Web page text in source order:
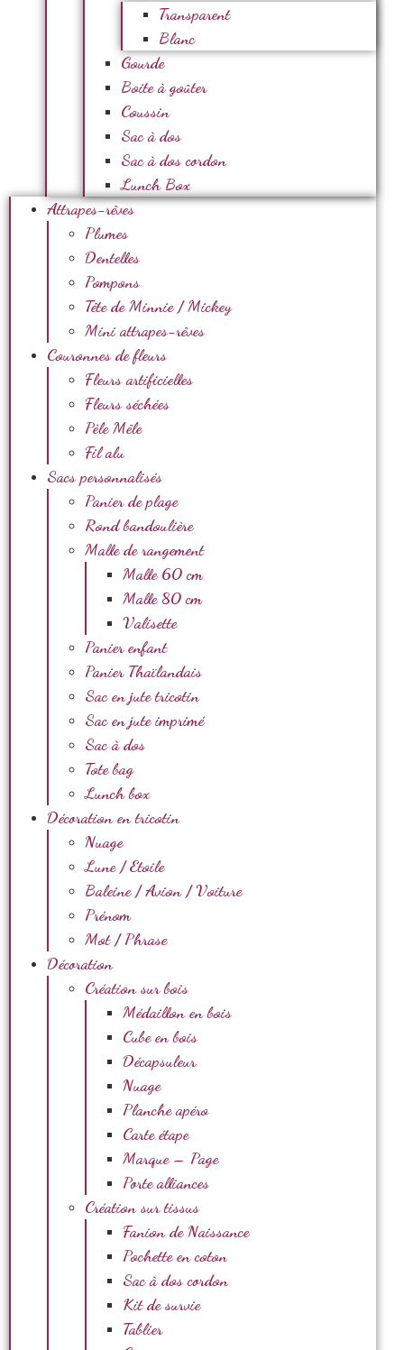
Transparent
Blanc
Gourde
Boite à goûter
Coussin
Sac à dos
Sac à dos cordon
Lunch Box
Attrapes-rêves
Plumes
Dentelles
Pompons
Tête de Minnie / Mickey
Mini attrapes-rêves
Couronnes de fleurs
Fleurs artificielles
Fleurs séchées
Pèle Mêle
Fil alu
Sacs personnalisés
Panier de plage
Rond bandoulière
Malle de rangement
Malle 60 cm
Malle 80 cm
Valisette
Panier enfant
Panier Thaïlandais
Sac en jute tricotin
Sac en jute imprimé
Sac à dos
Tote bag
Lunch box
Décoration en tricotin
Nuage
Lune / Etoile
Baleine / Avion / Voiture
Prénom
Mot / Phrase
Décoration
Création sur bois
Médaillon en bois
Cube en bois
Décapsuleur
Nuage
Planche apéro
Carte étape
Marque – Page
Porte alliances
Création sur tissus
Fanion de Naissance
Pochette en coton
Sac à dos cordon
Kit de survie
Tablier